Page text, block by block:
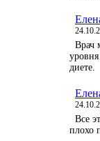
Врач
диете.
Все
плохо